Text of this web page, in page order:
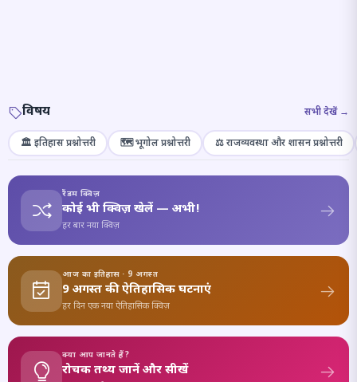
विषय सभी देखें →
🏛️ इतिहास प्रश्नोत्तरी 🗺️ भूगोल प्रश्नोत्तरी ⚖️ राजव्यवस्था और शासन प्रश्नोत्तरी
रैंडम क्विज़
कोई भी क्विज़ खेलें — अभी!
हर बार नया क्विज़
आज का इतिहास · 9 अगस्त
9 अगस्त की ऐतिहासिक घटनाएं
हर दिन एक नया ऐतिहासिक क्विज़
क्या आप जानते हैं?
रोचक तथ्य जानें और सीखें